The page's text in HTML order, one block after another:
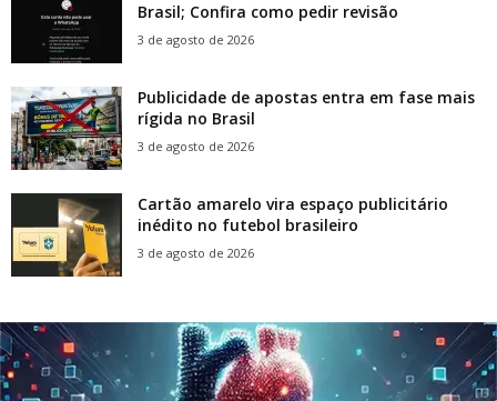
Brasil; Confira como pedir revisão
3 de agosto de 2026
Publicidade de apostas entra em fase mais
rígida no Brasil
3 de agosto de 2026
Cartão amarelo vira espaço publicitário
inédito no futebol brasileiro
3 de agosto de 2026